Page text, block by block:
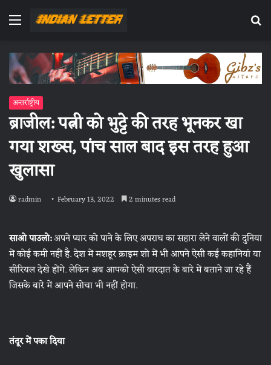
Menu
अन्तर्राष्ट्रीय
ब्राजील: पत्नी को भुट्टे की तरह भूनकर खा
गया शख्स, पांच साल बाद इस तरह हुआ
खुलासा
radmin February 13, 2022 2 minutes read
साओ पाउलो:अपने प्यार को पाने के लिए अपराध का सहारा लेने वालों की दुनिया
में कोई कमी नहीं है. देश में मशहूर क्राइम शो में भी आपने ऐसी कई कहानियां या
सीरियल देखे होंगे. लेकिन अब आपको ऐसी वारदात के बारे में बताने जा रहे हैं
जिसके बारे में आपने सोचा भी नहीं होगा.
तंदूर में पका दिया